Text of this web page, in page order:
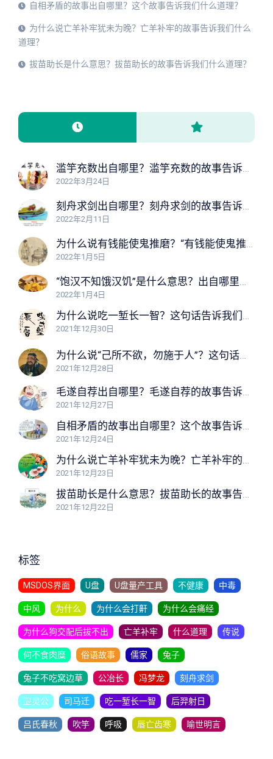
自相矛盾的故事出自哪里？这个故事告诉我们什么道理？
为什么说亡羊补牢犹未为晚？亡羊补牢的故事告诉我们什么
道理？
拔苗助长是什么意思？拔苗助长的故事告诉我们什么道理？
滥竽充数出自哪里？滥竽充数的故事告诉我们什么道理？
2022年3月24日
刻舟求剑出自哪里？刻舟求剑的故事告诉我们什么道理？
2022年2月11日
为什么说有钱能使鬼推磨？“有钱能使鬼推磨”告诉我们什么道理？
2022年1月5日
“饱汉不知饿汉饥”是什么意思？出自哪里？这句话告诉我们什么道理？
2022年1月4日
为什么说吃一堑长一智？这句话告诉我们什么道理？
2021年12月30日
2021年12月28日
毛遂自荐出自哪里？毛遂自荐的故事告诉我们什么道理？
2021年12月27日
自相矛盾的故事出自哪里？这个故事告诉我们什么道理？
2021年12月24日
为什么说亡羊补牢犹未为晚？亡羊补牢的故事告诉我们什么道理？
2021年12月23日
拔苗助长是什么意思？拔苗助长的故事告诉我们什么道理？
2021年12月22日
标签
MSDOS界面 U盘 U盘量产工具 不健康 中毒
中风 为什么 为什么会打鼾 为什么会痛经
为什么狗交配后拔不出 亡羊补牢 什么道理 传说
何不食肉糜 俗语故事 儒家 兔子
兔子不吃窝边草 公冶长 冯梦龙 刻舟求剑
卫灵公 司马迁 吃一堑长一智 后羿射日
吕氏春秋 吹竽 呼吸 唇亡齿寒 喻世明言